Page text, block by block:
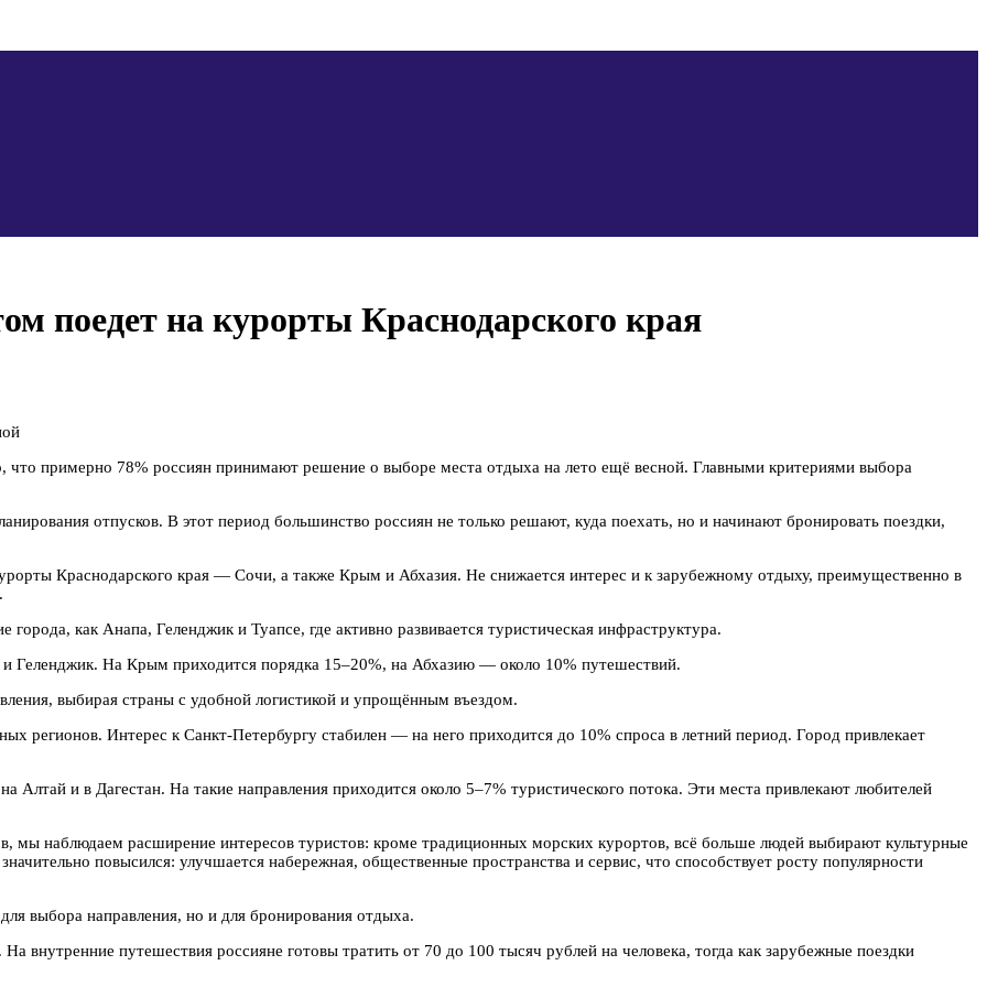
поедет на курорты Краснодарского края
что примерно 78% россиян принимают решение о выборе места отдыха на лето ещё весной. Главными критериями выбора
отпусков. В этот период большинство россиян не только решают, куда поехать, но и начинают бронировать поездки,
Краснодарского края — Сочи, а также Крым и Абхазия. Не снижается интерес и к зарубежному отдыху, преимущественно в
как Анапа, Геленджик и Туапсе, где активно развивается туристическая инфраструктура.
Геленджик. На Крым приходится порядка 15–20%, на Абхазию — около 10% путешествий.
выбирая страны с удобной логистикой и упрощённым въездом.
регионов. Интерес к Санкт-Петербургу стабилен — на него приходится до 10% спроса в летний период. Город привлекает
Алтай и в Дагестан. На такие направления приходится около 5–7% туристического потока. Эти места привлекают любителей
мы наблюдаем расширение интересов туристов: кроме традиционных морских курортов, всё больше людей выбирают культурные
повысился: улучшается набережная, общественные пространства и сервис, что способствует росту популярности
выбора направления, но и для бронирования отдыха.
внутренние путешествия россияне готовы тратить от 70 до 100 тысяч рублей на человека, тогда как зарубежные поездки